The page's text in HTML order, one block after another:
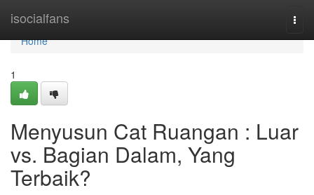
isocialfans
Home
Home
1
Menyusun Cat Ruangan : Luar
vs. Bagian Dalam, Yang
Terbaik?